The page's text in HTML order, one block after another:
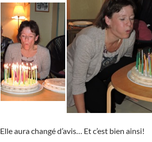
Elle aura changé d’avis… Et c’est bien ainsi!